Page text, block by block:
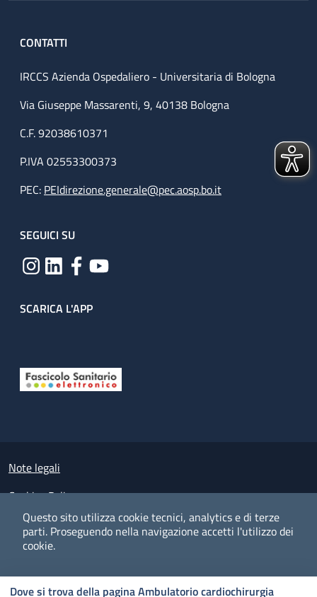
Questo sito utilizza cookie tecnici, analytics e di terze
parti. Proseguendo nella navigazione accetti l'utilizzo dei
cookie.
Dove si trova della pagina Ambulatorio cardiochirurgia
CONTATTI
IRCCS Azienda Ospedaliero - Universitaria di Bologna
Via Giuseppe Massarenti, 9, 40138 Bologna
C.F. 92038610371
P.IVA 02553300373
PEC: PEIdirezione.generale@pec.aosp.bo.it
SEGUICI SU
SCARICA L'APP
Small prints
Note legali
Cookies Policy
Policy privacy e protezione del dato personale
Albo pretorio on-line
Dichiarazione di accessibilità